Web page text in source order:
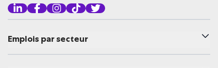
Emplois par secteur